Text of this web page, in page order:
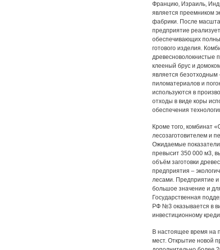
Францию, Израиль,
является преемником
фабрики. После
предприятие
обеспечивающих
готового изделия.
древесноволокнистые
клееный брус и
является безотходным
пиломатериалов и
используются в
отходы в виде коры
обеспечения
Кроме того, комбинат
лесозаготовителем и
Ожидаемые показатели
превысит 350 000 м3,
объём заготовки
предприятия –
лесами. Предприятие
большое значение и
Государственная
РФ №3 оказывается в
инвестиционному
В настоящее время на
мест. Открытие новой